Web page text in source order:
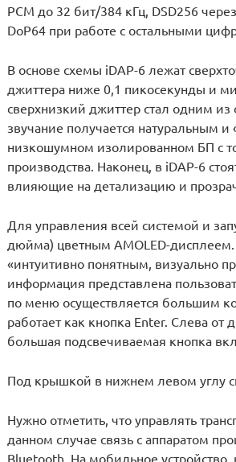
PCM до 32 бит/384 кГц, DSD256
DoP64 при работе с остальными
В основе схемы iDAP-6 лежат
джиттера ниже 0,1 пикосекунды и
сверхнизкий джиттер стал одним
звучание получается натуральным
низкошумном изолированном БП с
производства. Наконец, в iDAP-6
влияющие на детализацию и
Для управления всей системой и
дюйма) цветным AMOLED-
«интуитивно понятным, визуально
информация представлена
по меню осуществляется большим
работает как кнопка Enter. Слева от
большая подсвечиваемая кнопка
Под крышкой в нижнем левом углу
Нужно отметить, что управлять
данном случае связь с аппаратом
Bluetooth. На мобильное